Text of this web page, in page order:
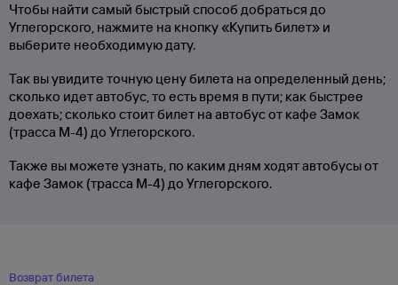
Чтобы найти самый быстрый способ добраться до
Углегорского, нажмите на кнопку «Купить билет» и
выберите необходимую дату.
Так вы увидите точную цену билета на определенный день;
сколько идет автобус, то есть время в пути; как быстрее
доехать; сколько стоит билет на автобус от кафе Замок
(трасса М-4) до Углегорского.
Также вы можете узнать, по каким дням ходят автобусы от
кафе Замок (трасса М-4) до Углегорского.
Возврат билета